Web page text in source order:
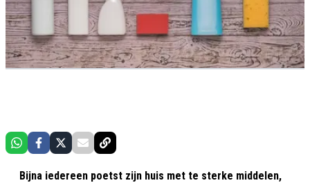
Bijna iedereen poetst zijn huis met te sterke middelen,